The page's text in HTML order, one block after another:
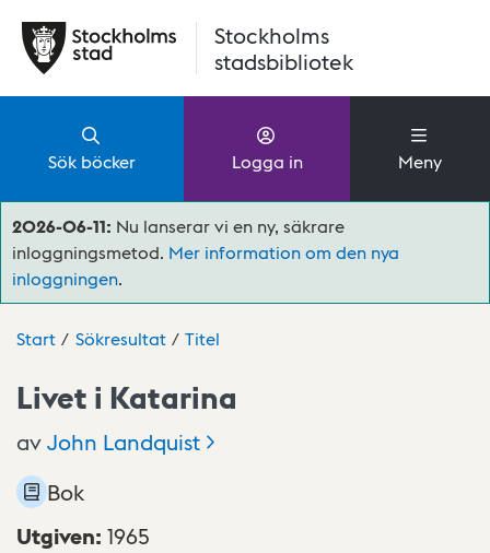
Stockholms
stadsbibliotek
Sök böcker Logga in Meny
2026-06-11: Nu lanserar vi en ny, säkrare
inloggningsmetod. Mer information om den nya
inloggningen.
Start Sökresultat Titel
Livet i Katarina
avJohn Landquist
Bok
Utgiven: 1965